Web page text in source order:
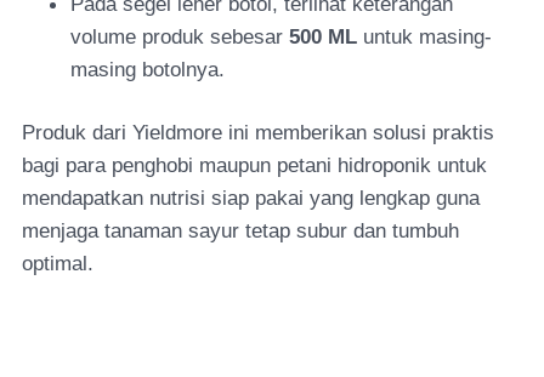
volume produk sebesar 500 ML untuk masing-
masing botolnya.
Produk dari Yieldmore ini memberikan solusi praktis
bagi para penghobi maupun petani hidroponik untuk
mendapatkan nutrisi siap pakai yang lengkap guna
menjaga tanaman sayur tetap subur dan tumbuh
optimal.